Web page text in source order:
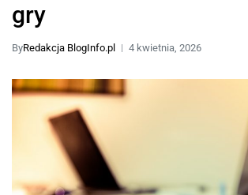
gry
ByRedakcja BlogInfo.pl 4 kwietnia, 2026